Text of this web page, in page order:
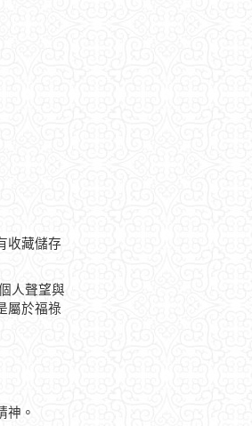
收藏儲存
人聲望與
屬於福祿
神。